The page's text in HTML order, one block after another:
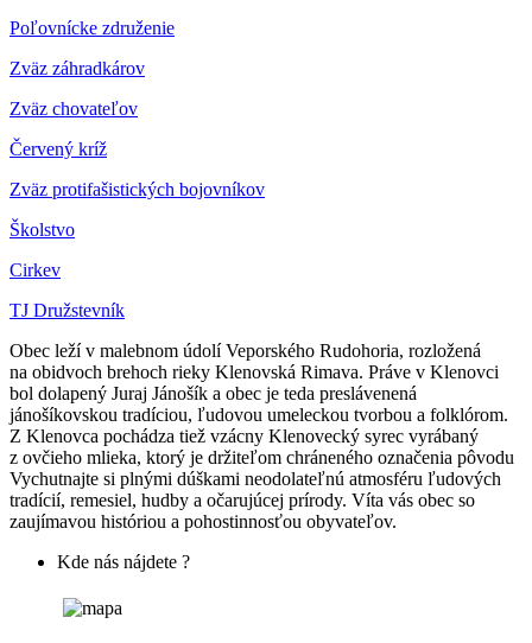
Poľovnícke združenie
Zväz záhradkárov
Zväz chovateľov
Červený kríž
Zväz protifašistických bojovníkov
Školstvo
Cirkev
TJ Družstevník
Obec leží v malebnom údolí Veporského Rudohoria, rozložená
na obidvoch brehoch rieky Klenovská Rimava. Práve v Klenovci
bol dolapený Juraj Jánošík a obec je teda preslávenená
jánošíkovskou tradíciou, ľudovou umeleckou tvorbou a folklórom.
Z Klenovca pochádza tiež vzácny Klenovecký syrec vyrábaný
z ovčieho mlieka, ktorý je držiteľom chráneného označenia pôvodu
Vychutnajte si plnými dúškami neodolateľnú atmosféru ľudových
tradícií, remesiel, hudby a očarujúcej prírody. Víta vás obec so
zaujímavou históriou a pohostinnosťou obyvateľov.
Kde nás nájdete ?